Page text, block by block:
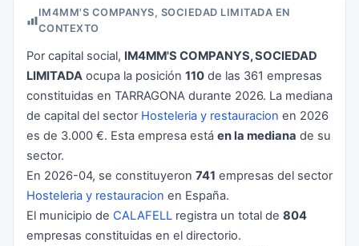
IM4MM'S COMPANYS, SOCIEDAD LIMITADA EN
CONTEXTO
Por capital social, IM4MM'S COMPANYS, SOCIEDAD
LIMITADA ocupa la posición 110 de las 361 empresas
constituidas en TARRAGONA durante 2026. La mediana
de capital del sector Hosteleria y restauracion en 2026
es de 3.000 €. Esta empresa está en la mediana de su
sector.
En 2026-04, se constituyeron 741 empresas del sector
Hosteleria y restauracion en España.
El municipio de CALAFELL registra un total de 804
empresas constituidas en el directorio.